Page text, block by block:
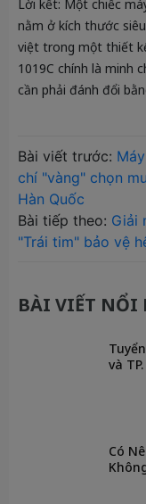
Lời kết: Một chiếc
nằm ở kích thước
việt trong một thiết
1019C chính là minh
cần phải đánh đổi
Bài viết trước:
chí "vàng" chọn
Hàn Quốc
Bài tiếp theo: Giải
"Trái tim" bảo vệ
BÀI VIẾT NỔI
và
Có